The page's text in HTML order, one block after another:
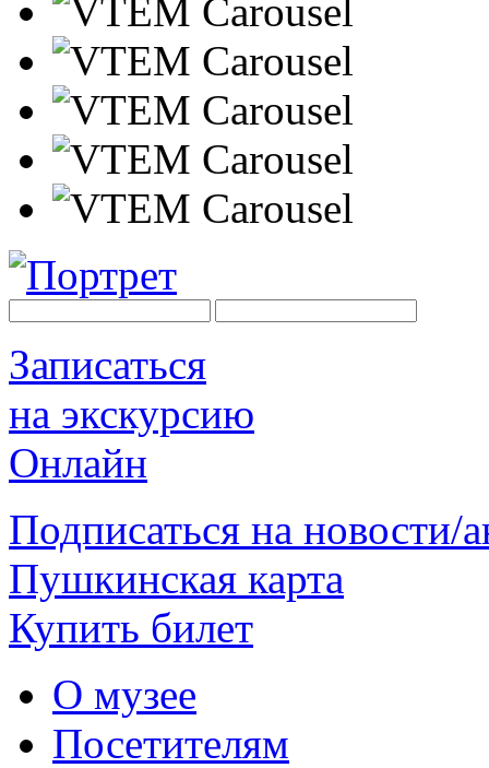
Записаться
на экскурсию
Онлайн
Подписаться на новости/
Пушкинская карта
Купить билет
О музее
Посетителям